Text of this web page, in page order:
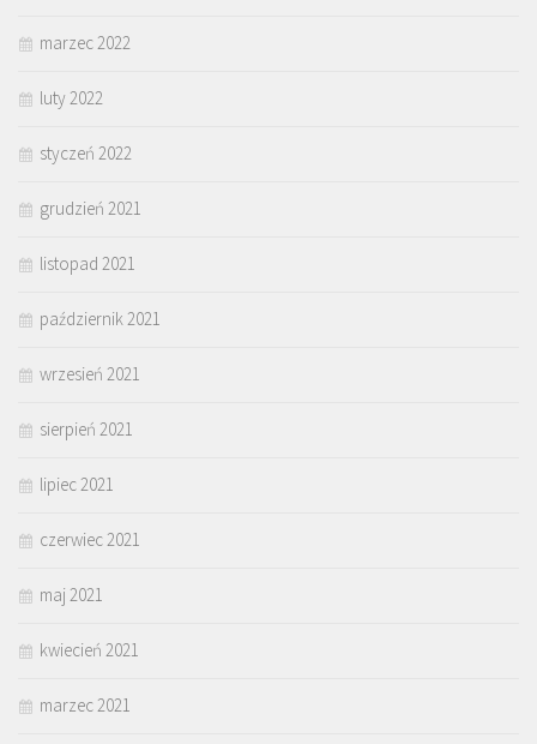
marzec 2022
luty 2022
styczeń 2022
grudzień 2021
listopad 2021
październik 2021
wrzesień 2021
sierpień 2021
lipiec 2021
czerwiec 2021
maj 2021
kwiecień 2021
marzec 2021